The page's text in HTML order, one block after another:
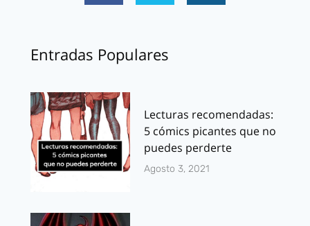
Entradas Populares
Lecturas recomendadas:
5 cómics picantes que no
puedes perderte
Agosto 3, 2021